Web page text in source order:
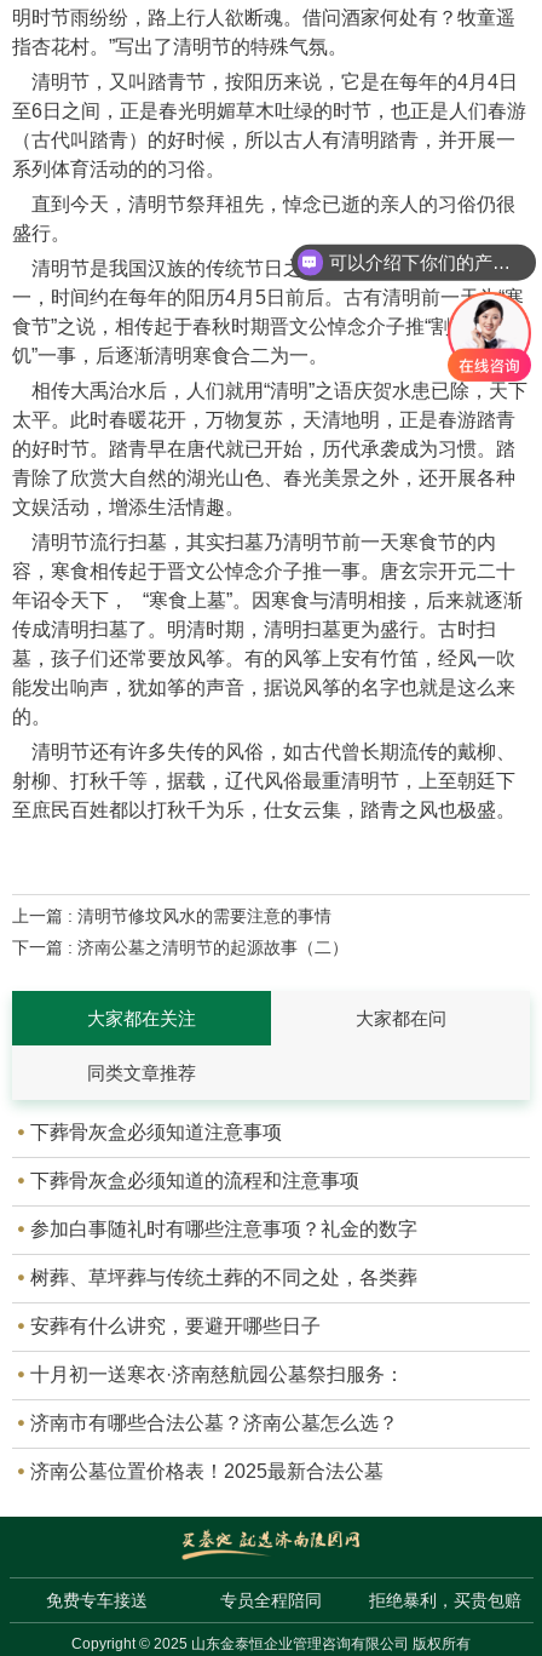
明时节雨纷纷，路上行人欲断魂。借问酒家何处有？牧童遥
指杏花村。”写出了清明节的特殊气氛。
清明节，又叫踏青节，按阳历来说，它是在每年的4月4日
至6日之间，正是春光明媚草木吐绿的时节，也正是人们春游
（古代叫踏青）的好时候，所以古人有清明踏青，并开展一
系列体育活动的的习俗。
直到今天，清明节祭拜祖先，悼念已逝的亲人的习俗仍很
盛行。
清明节是我国汉族的传统节日之一，为中国二十四节气之
一，时间约在每年的阳历4月5日前后。古有清明前一天为“寒
食节”之说，相传起于春秋时期晋文公悼念介子推“割股充
饥”一事，后逐渐清明寒食合二为一。
相传大禹治水后，人们就用“清明”之语庆贺水患已除，天下
太平。此时春暖花开，万物复苏，天清地明，正是春游踏青
的好时节。踏青早在唐代就已开始，历代承袭成为习惯。踏
青除了欣赏大自然的湖光山色、春光美景之外，还开展各种
文娱活动，增添生活情趣。
清明节流行扫墓，其实扫墓乃清明节前一天寒食节的内
容，寒食相传起于晋文公悼念介子推一事。唐玄宗开元二十
年诏令天下， “寒食上墓”。因寒食与清明相接，后来就逐渐
传成清明扫墓了。明清时期，清明扫墓更为盛行。古时扫
墓，孩子们还常要放风筝。有的风筝上安有竹笛，经风一吹
能发出响声，犹如筝的声音，据说风筝的名字也就是这么来
的。
清明节还有许多失传的风俗，如古代曾长期流传的戴柳、
射柳、打秋千等，据载，辽代风俗最重清明节，上至朝廷下
至庶民百姓都以打秋千为乐，仕女云集，踏青之风也极盛。
上一篇 : 清明节修坟风水的需要注意的事情
下一篇 : 济南公墓之清明节的起源故事（二）
大家都在关注 大家都在问
同类文章推荐
下葬骨灰盒必须知道注意事项
下葬骨灰盒必须知道的流程和注意事项
参加白事随礼时有哪些注意事项？礼金的数字
树葬、草坪葬与传统土葬的不同之处，各类葬
安葬有什么讲究，要避开哪些日子
十月初一送寒衣·济南慈航园公墓祭扫服务：
济南市有哪些合法公墓？济南公墓怎么选？
济南公墓位置价格表！2025最新合法公墓
免费专车接送 专员全程陪同 拒绝暴利，买贵包赔
Copyright © 2025 山东金泰恒企业管理咨询有限公司 版权所有
可以介绍下你们的产品么